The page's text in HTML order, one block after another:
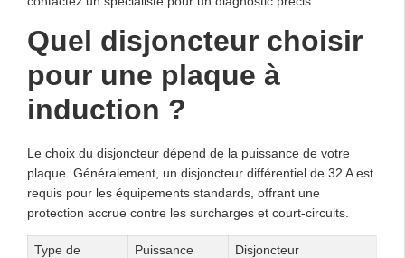
Quel disjoncteur choisir
pour une plaque à
induction ?
Le choix du disjoncteur dépend de la puissance de votre
plaque. Généralement, un disjoncteur différentiel de 32 A est
requis pour les équipements standards, offrant une
protection accrue contre les surcharges et court-circuits.
Type de
Puissance
Disjoncteur